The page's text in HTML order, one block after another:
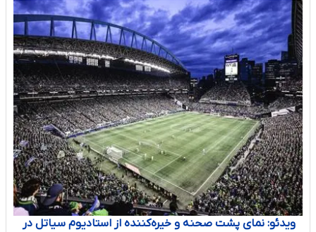
ویدئو: نمای پشت صحنه و خیره‌کننده از استادیوم سیاتل در